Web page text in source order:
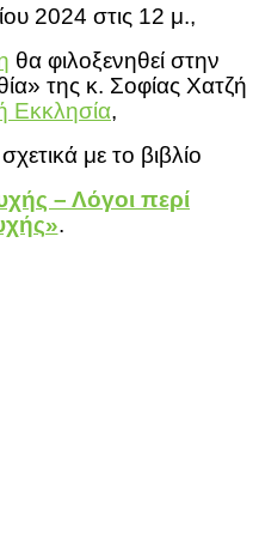
2024 στις 12 μ.,
θα φιλοξενηθεί στην
της κ. Σοφίας Χατζή
Εκκλησία,
με το βιβλίο
– Λόγοι περί
.